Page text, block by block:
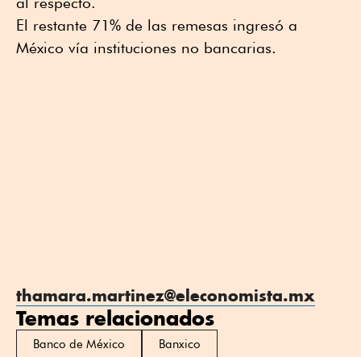
El restante 71% de las remesas ingresó a
México vía instituciones no bancarias.
thamara.martinez@eleconomista.mx
Temas relacionados
Banco de México
Banxico